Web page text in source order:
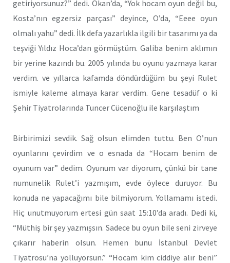
getiriyorsunuz?” dedi. Okan’da, “Yok hocam oyun değil bu,
Kosta’nın egzersiz parçası” deyince, O’da, “Eeee oyun
olmalı yahu” dedi. İlk defa yazarlıkla ilgili bir tasarımı ya da
teşviği Yıldız Hoca’dan görmüştüm. Galiba benim aklımın
bir yerine kazındı bu. 2005 yılında bu oyunu yazmaya karar
verdim. ve yıllarca kafamda döndürdüğüm bu şeyi Rulet
ismiyle kaleme almaya karar verdim. Gene tesadüf o ki
Şehir Tiyatrolarında Tuncer Cücenoğlu ile karşılaştım
Birbirimizi sevdik. Sağ olsun elimden tuttu. Ben O’nun
oyunlarını çevirdim ve o esnada da “Hocam benim de
oyunum var” dedim. Oyunum var diyorum, çünkü bir tane
numunelik Rulet’i yazmışım, evde öylece duruyor. Bu
konuda ne yapacağımı bile bilmiyorum. Yollamamı istedi.
Hiç unutmuyorum ertesi gün saat 15:10’da aradı. Dedi ki,
“Müthiş bir şey yazmışsın. Sadece bu oyun bile seni zirveye
çıkarır haberin olsun. Hemen bunu İstanbul Devlet
Tiyatrosu’na yolluyorsun.” “Hocam kim ciddiye alır beni”